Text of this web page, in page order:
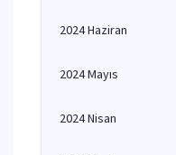
2024 Haziran
2024 Mayıs
2024 Nisan